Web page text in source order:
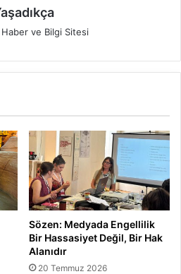
ve Bilgi Sitesi
Sözen: Medyada Engellilik
Bir Hassasiyet Değil, Bir Hak
Alanıdır
20 Temmuz 2026